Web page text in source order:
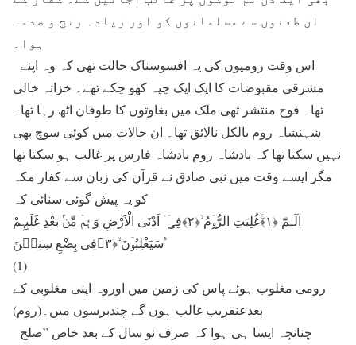
ان طعنوں سے مسلمانوں کو اور زیادہ رنج و صدمہ
ہوا۔
مشرقی مقبوضات کا ایک ایک چپہ کھو چکے تھے۔ خزانہ خالی
تھا۔ فوج منتشر تھی ملک میں بغاوتوں کا طوفان اٹھ رہا تھا۔
شہنشاہ روم بالکل نالائق تھا۔ ان حالات میں کوئی سوچ بھی
نہیں سکتا تھا کہ بادشاہ روم بادشاہ فارس پر غالب ہو سکتا تھا
مگر ایسے وقت میں نبی صادق نے قرآن کی زبان سے کفار مکہ
کو یہ پیش گوئی سنائی کہ
الٓـمّٓ ﴿۱﴾ۚغُلِبَتِ الرُّوۡمُ ۙ﴿۲﴾فِیۡۤ اَدْنَی الْاَرْضِ وَ ہُمۡ مِّنۡۢ بَعْدِ غَلَبِہِمْ
سَیَغْلِبُوۡنَ ۙ﴿۳﴾فِی بِضْعِ سِنِیۡنَ ۬ؕ
(1)
رومی مغلوب ہوئے پاس کی زمین میں اوروہ اپنی مغلوبی کے
بعدعنقریب غالب ہوں گے چندبرسوں میں۔(روم)